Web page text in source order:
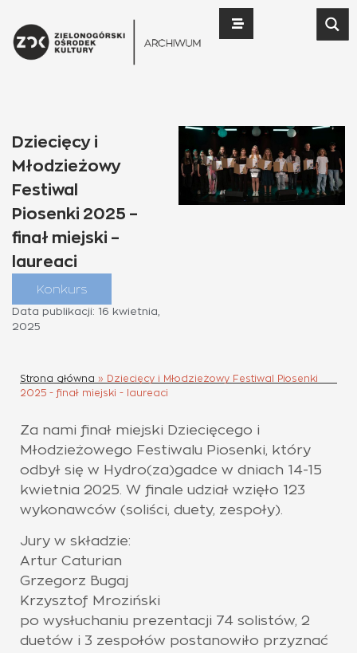
Dziecięcy i
Młodzieżowy
Festiwal
Piosenki 2025 –
finał miejski –
laureaci
Konkurs
Data publikacji: 16 kwietnia,
2025
Strona główna » Dziecięcy i Młodzieżowy Festiwal Piosenki
2025 - finał miejski - laureaci
Za nami finał miejski Dziecięcego i
Młodzieżowego Festiwalu Piosenki, który
odbył się w Hydro(za)gadce w dniach 14-15
kwietnia 2025. W finale udział wzięło 123
wykonawców (soliści, duety, zespoły).
Jury w składzie:
Artur Caturian
Grzegorz Bugaj
Krzysztof Mroziński
po wysłuchaniu prezentacji 74 solistów, 2
duetów i 3 zespołów postanowiło przyznać